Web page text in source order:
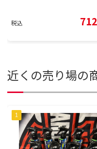
税込
近くの売り場の